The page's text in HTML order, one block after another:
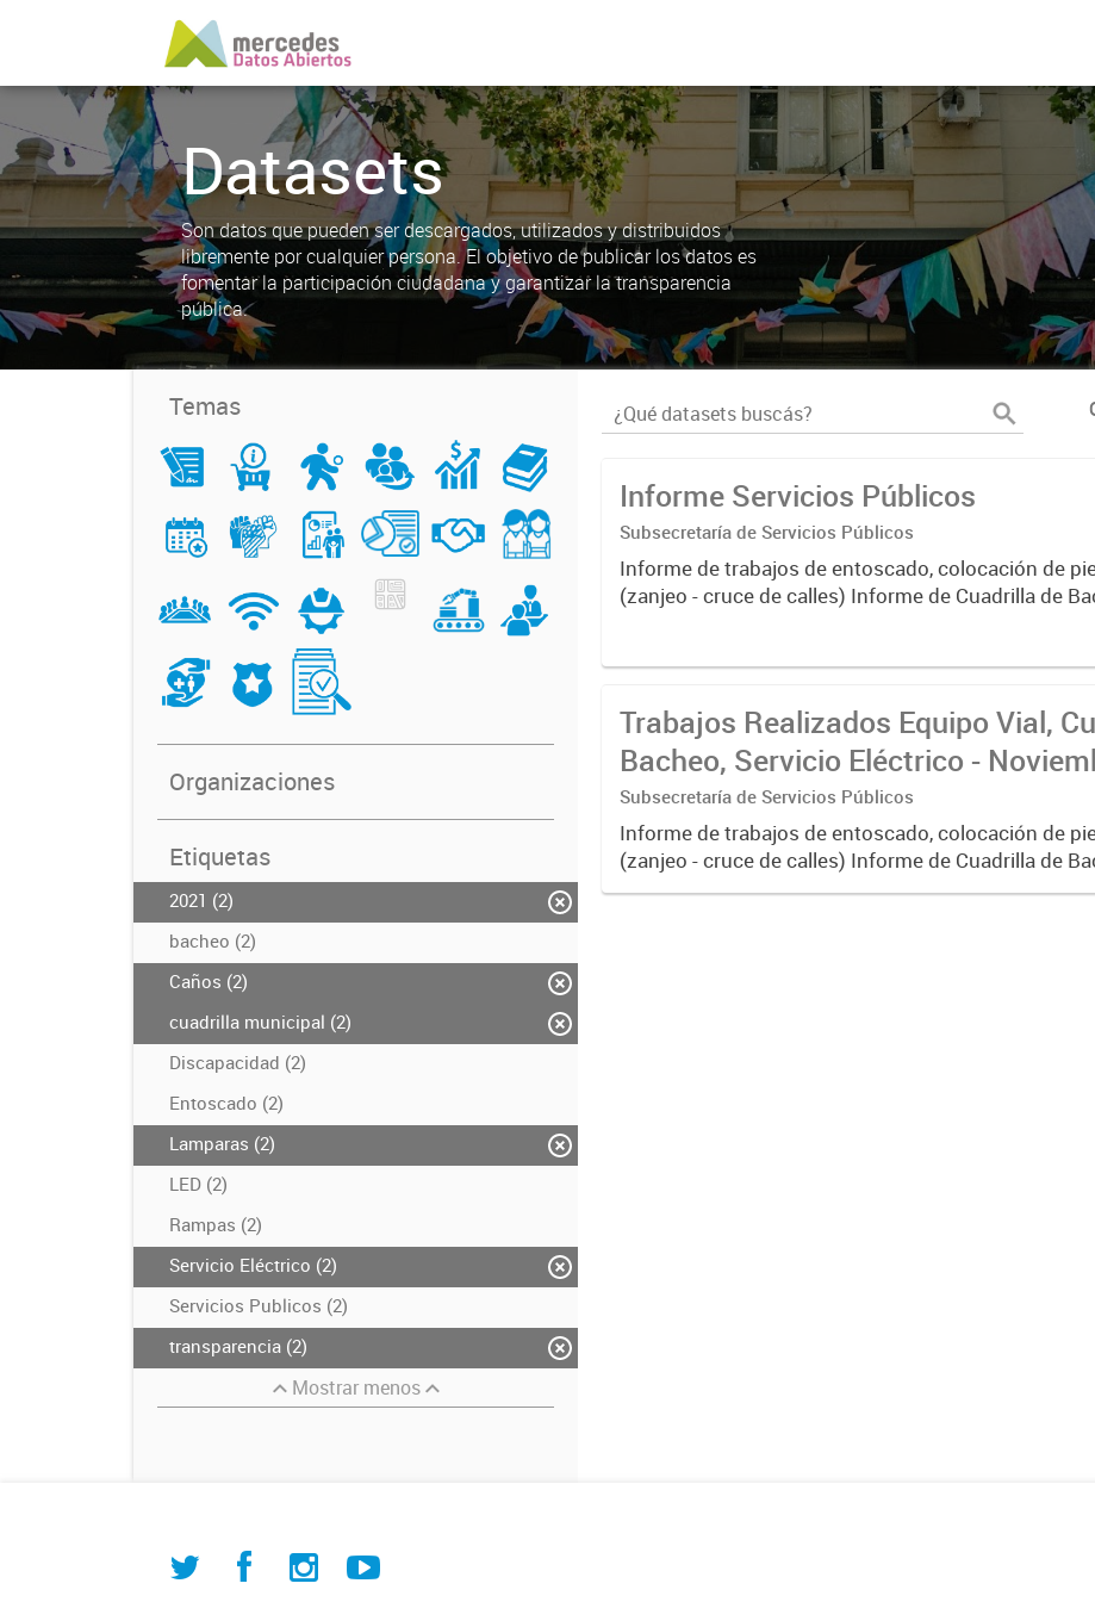
Datasets
Son datos que pueden ser descargados, utilizados y distribuidos
libremente por cualquier persona. El objetivo de publicar los datos es
fomentar la participación ciudadana y garantizar la transparencia
pública.
Temas
Organizaciones
Etiquetas
2021 (2)
bacheo (2)
Caños (2)
cuadrilla municipal (2)
Discapacidad (2)
Entoscado (2)
Lamparas (2)
LED (2)
Rampas (2)
Servicio Eléctrico (2)
Servicios Publicos (2)
transparencia (2)
Mostrar menos
Informe Servicios Públicos
Subsecretaría de Servicios Públicos
Informe de trabajos de entoscado, colocación de
(zanjeo - cruce de calles) Informe de Cuadrilla de
Trabajos Realizados Equipo Vial,
Bacheo, Servicio Eléctrico -
Subsecretaría de Servicios Públicos
Informe de trabajos de entoscado, colocación de
(zanjeo - cruce de calles) Informe de Cuadrilla de
albañilería y construcción, colocación de tapa